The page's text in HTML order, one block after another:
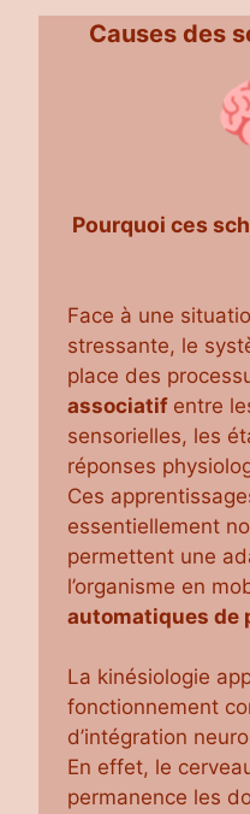
Causes des
Pourquoi ces
Face à une
stressante, le
place des
associatif entre
sensorielles, les
réponses
Ces
essentiellement
permettent une
l’organisme en
automatiques de
La kinésiologie
fonctionnement
d’intégration
En effet, le
permanence les